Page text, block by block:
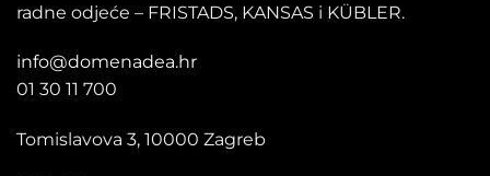
radne odjeće – FRISTADS, KANSAS i KÜBLER.
info@domenadea.hr
01 30 11 700
Tomislavova 3, 10000 Zagreb